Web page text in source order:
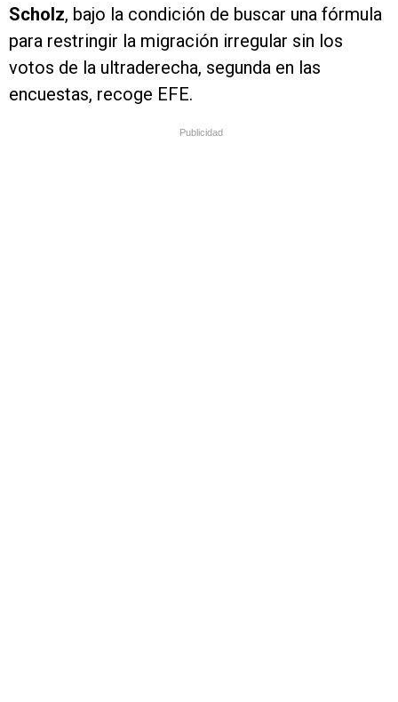
Scholz, bajo la condición de buscar una fórmula
para restringir la migración irregular sin los
votos de la ultraderecha, segunda en las
encuestas, recoge EFE.
Publicidad